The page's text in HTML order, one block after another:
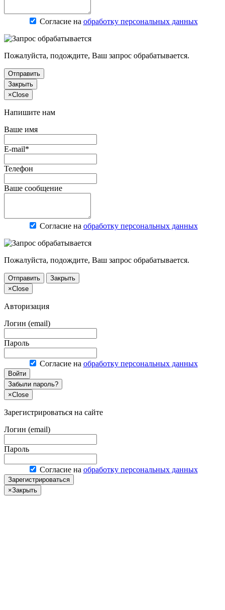
Согласие на обработку персональных данных
Пожалуйста, подождите, Ваш запрос обрабатывается.
Отправить
Закрыть
×Close
Напишите нам
Ваше имя
E-mail*
Телефон
Ваше сообщение
Согласие на обработку персональных данных
Пожалуйста, подождите, Ваш запрос обрабатывается.
Отправить
Закрыть
×Close
Авторизация
Логин (email)
Пароль
Согласие на обработку персональных данных
Войти
Забыли пароль?
×Close
Зарегистрироваться на сайте
Логин (email)
Пароль
Согласие на обработку персональных данных
Зарегистрироваться
×Закрыть